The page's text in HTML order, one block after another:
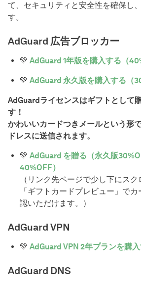
て、セキュリティと安全性を確保し
す。
AdGuard 広告ブロッカー
💚 AdGuard 1年版を購入する（
💚 AdGuard 永久版を購入する（
AdGuardライセンスはギフトとして
す！
かわいいカードつきメールという形
ドレスに送信されます。
💚 AdGuard を贈る（永久版
40%OFF）
（リンク先ページで少し下にスク
「ギフトカードプレビュー」で
認いただけます。）
AdGuard VPN
💚 AdGuard VPN 2年プランを購
AdGuard DNS